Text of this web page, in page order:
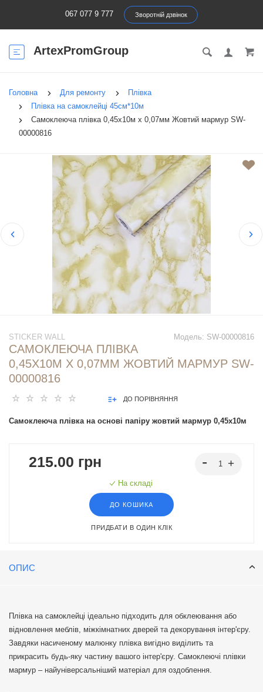
067 077 9 777 Зворотній дзвінок
ArtexPromGroup
Головна Для ремонту
Плівка
Плівка на самоклейці 45см*10м
Самоклеюча плівка 0,45х10м х 0,07мм Жовтий мармур SW-
00000816
Модель: SW-00000816
STICKER WALL
САМОКЛЕЮЧА ПЛІВКА
0,45Х10М Х 0,07ММ ЖОВТИЙ МАРМУР SW-
00000816
ДО ПОРІВНЯННЯ
Самоклеюча плівка на основі папіру жовтий мармур 0,45х10м
215.00 грн
На складі
ДО КОШИКА
ПРИДБАТИ В ОДИН КЛІК
ОПИС
Плівка на самоклейці ідеально підходить для обклеювання або
відновлення меблів, міжкімнатних дверей та декорування інтер'єру.
Завдяки насиченому малюнку плівка вигідно виділить та
прикрасить будь-яку частину вашого інтер'єру. Самоклеючі плівки
мармур – найуніверсальніший матеріал для оздоблення.